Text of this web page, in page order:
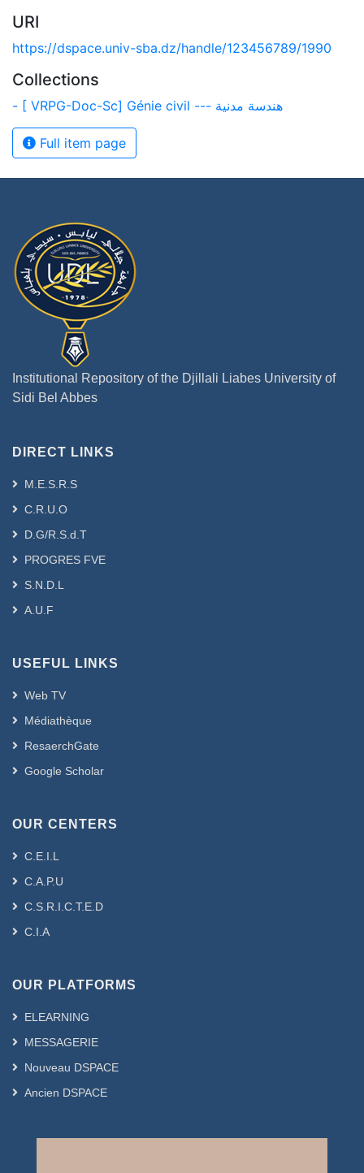
URI
https://dspace.univ-sba.dz/handle/123456789/1990
Collections
- [ VRPG-Doc-Sc] Génie civil --- هندسة مدنية
Full item page
Institutional Repository of the Djillali Liabes University of
Sidi Bel Abbes
DIRECT LINKS
M.E.S.R.S
C.R.U.O
D.G/R.S.d.T
PROGRES FVE
S.N.D.L
A.U.F
USEFUL LINKS
Web TV
Médiathèque
ResaerchGate
Google Scholar
OUR CENTERS
C.E.I.L
C.A.P.U
C.S.R.I.C.T.E.D
C.I.A
OUR PLATFORMS
ELEARNING
MESSAGERIE
Nouveau DSPACE
Ancien DSPACE